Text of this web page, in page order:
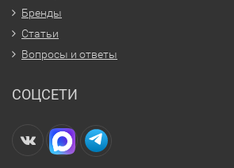
Бренды
Статьи
Вопросы и ответы
СОЦСЕТИ